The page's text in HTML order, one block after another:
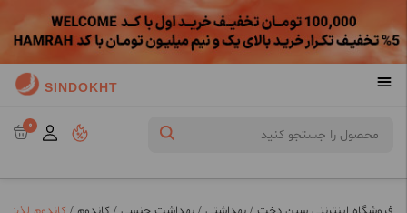
SINDOKHT
0